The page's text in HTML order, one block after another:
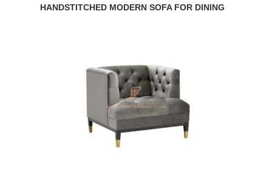
HANDSTITCHED MODERN SOFA FOR DINING